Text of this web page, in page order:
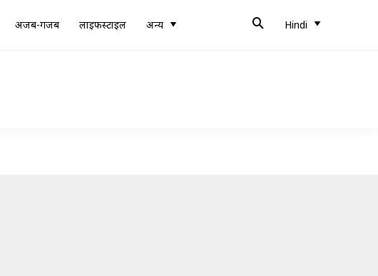
अजब-गजब लाइफस्टाइल अन्य Hindi